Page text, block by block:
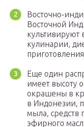
Восточно-
Восточной
культивируют
кулинарии,
Еще один
имеет высоту
окрашены в
в Индонезии,
мыла, средств
эфирного